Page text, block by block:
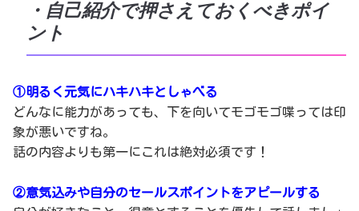
・自己紹介で押さえておくべきポイ
ント
①明るく元気にハキハキとしゃべる
どんなに能力があっても、下を向いてモゴモゴ喋っては印
象が悪いですね。
話の内容よりも第一にこれは絶対必須です！
②意気込みや自分のセールスポイントをアピールする